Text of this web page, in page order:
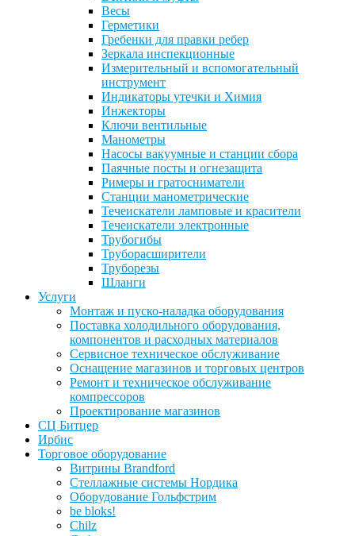
Весы
Герметики
Гребенки для правки ребер
Зеркала инспекционные
Измерительный и вспомогательный
инструмент
Индикаторы утечки и Химия
Инжекторы
Ключи вентильные
Манометры
Насосы вакуумные и станции сбора
Паячные посты и огнезащита
Римеры и гратосниматели
Станции манометрические
Течеискатели ламповые и красители
Течеискатели электронные
Трубогибы
Труборасширители
Труборезы
Шланги
Услуги
Монтаж и пуско-наладка оборудования
Поставка холодильного оборудования,
компонентов и расходных материалов
Сервисное техническое обслуживание
Оснащение магазинов и торговых центров
Ремонт и техническое обслуживание
компрессоров
Проектирование магазинов
СЦ Битцер
Ирбис
Торговое оборудование
Витрины Brandford
Стеллажные системы Нордика
Оборудование Гольфстрим
be bloks!
Chilz